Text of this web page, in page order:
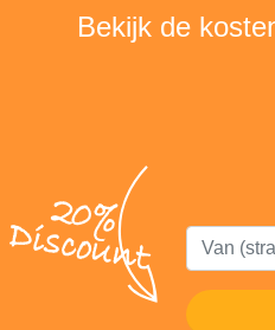
Bekijk de
20%
Discount